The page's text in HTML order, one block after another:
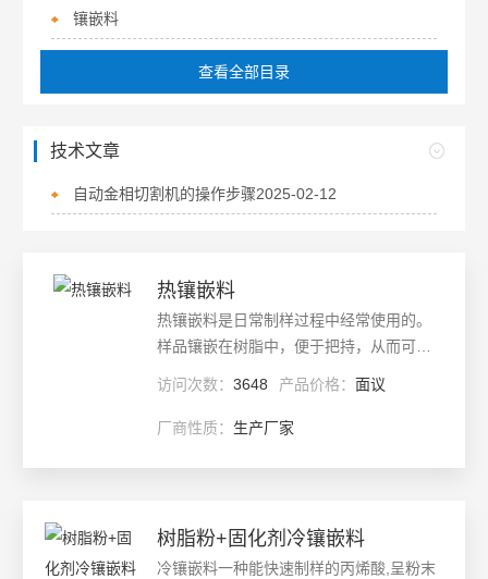
镶嵌料
查看全部目录
技术文章
自动金相切割机的操作步骤2025-02-12
热镶嵌料
热镶嵌料是日常制样过程中经常使用的。
样品镶嵌在树脂中，便于把持，从而可以
清洁，确保无污染物，这样才能保证样品
访问次数： 3648 产品价格： 面议
厂商性质： 生产厂家
更新日期：2025-04-21
树脂粉+固化剂冷镶嵌料
冷镶嵌料一种能快速制样的丙烯酸,呈粉末